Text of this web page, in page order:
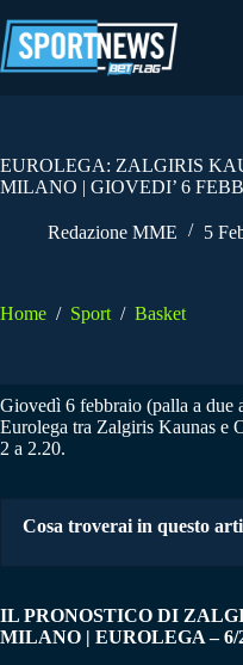
al
contenuto
EUROLEGA: ZALGIRIS
MILANO | GIOVEDI’ 6
Redazione MME 5
Home / Sport / Basket
Giovedì 6 febbraio (palla a due
Eurolega tra Zalgiris Kaunas e
2 a 2.20.
Cosa troverai in questo
IL PRONOSTICO DI
MILANO | EUROLEGA – 6/